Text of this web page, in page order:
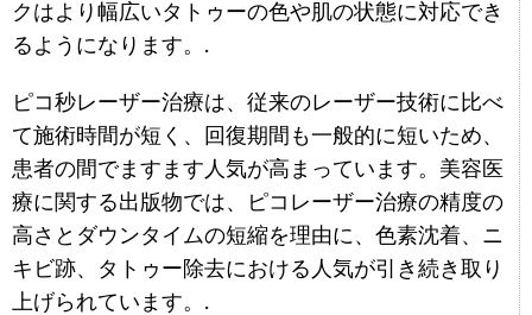
クはより幅広いタトゥーの色や肌の状態に対応でき
るようになります。.
ピコ秒レーザー治療は、従来のレーザー技術に比べ
て施術時間が短く、回復期間も一般的に短いため、
患者の間でますます人気が高まっています。美容医
療に関する出版物では、ピコレーザー治療の精度の
高さとダウンタイムの短縮を理由に、色素沈着、ニ
キビ跡、タトゥー除去における人気が引き続き取り
上げられています。.